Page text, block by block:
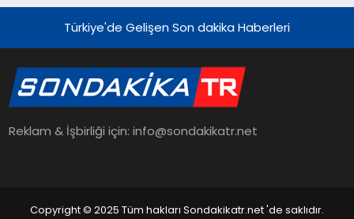
EKONOMI
EĞITIM
OTOMOBIL
Türkiye'de Gelişen Son dakika Haberleri
Reklam & İşbirliği için: info@sondakikatr.net
Copyright © 2025 Tüm hakları Sondakikatr.net 'de saklıdır.